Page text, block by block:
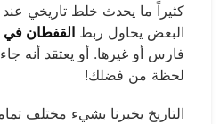
كثيراً ما يحدث خلط تاريخي
البعض يحاول ربط القفطان في
فارس أو غيرها. أو يعتقد أنه
لحظة من فضلك!
التاريخ يخبرنا بشيء مختلف